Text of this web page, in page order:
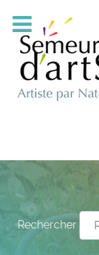
Rechercher